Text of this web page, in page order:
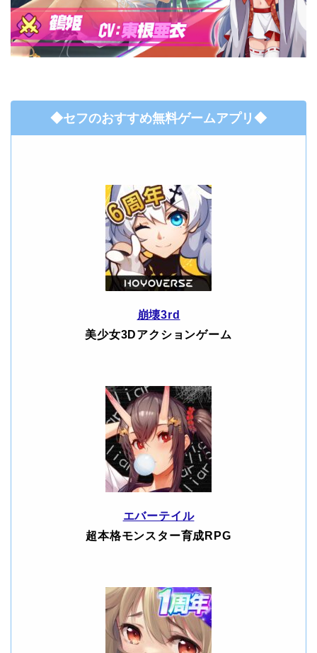
◆セフのおすすめ無料ゲームアプリ◆
崩壊3rd
美少女3Dアクションゲーム
エバーテイル
超本格モンスター育成RPG